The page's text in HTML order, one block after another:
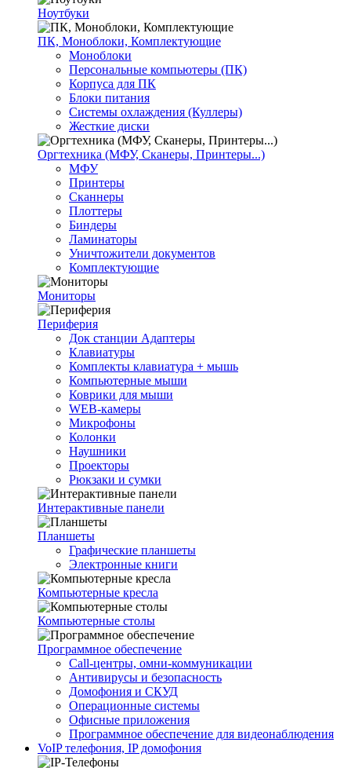
Ноутбуки
ПК, Моноблоки, Комплектующие
Моноблоки
Персональные компьютеры (ПК)
Корпуса для ПК
Блоки питания
Системы охлаждения (Куллеры)
Жесткие диски
Оргтехника (МФУ, Сканеры, Принтеры...)
МФУ
Принтеры
Сканнеры
Плоттеры
Биндеры
Ламинаторы
Уничтожители документов
Комплектующие
Мониторы
Периферия
Док станции Адаптеры
Клавиатуры
Комплекты клавиатура + мышь
Компьютерные мыши
Коврики для мыши
WEB-камеры
Микрофоны
Колонки
Наушники
Проекторы
Рюкзаки и сумки
Интерактивные панели
Планшеты
Графические планшеты
Электронные книги
Компьютерные кресла
Компьютерные столы
Программное обеспечение
Call-центры, омни-коммуникации
Антивирусы и безопасность
Домофония и СКУД
Операционные системы
Офисные приложения
Программное обеспечение для видеонаблюдения
VoIP телефония, IP домофония